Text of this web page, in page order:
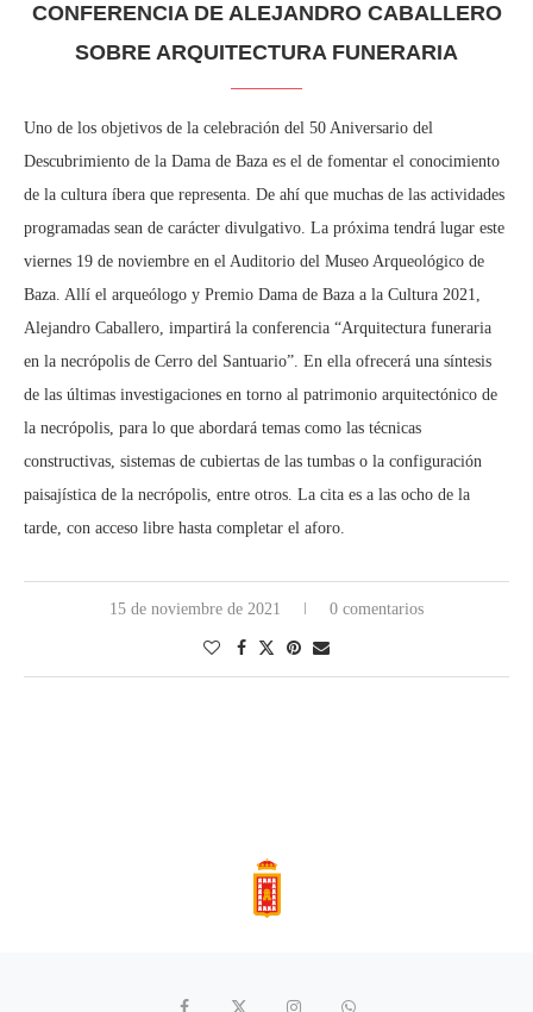
CONFERENCIA DE ALEJANDRO CABALLERO
SOBRE ARQUITECTURA FUNERARIA
Uno de los objetivos de la celebración del 50 Aniversario del
Descubrimiento de la Dama de Baza es el de fomentar el conocimiento
de la cultura íbera que representa. De ahí que muchas de las actividades
programadas sean de carácter divulgativo. La próxima tendrá lugar este
viernes 19 de noviembre en el Auditorio del Museo Arqueológico de
Baza. Allí el arqueólogo y Premio Dama de Baza a la Cultura 2021,
Alejandro Caballero, impartirá la conferencia “Arquitectura funeraria
en la necrópolis de Cerro del Santuario”. En ella ofrecerá una síntesis
de las últimas investigaciones en torno al patrimonio arquitectónico de
la necrópolis, para lo que abordará temas como las técnicas
constructivas, sistemas de cubiertas de las tumbas o la configuración
paisajística de la necrópolis, entre otros. La cita es a las ocho de la
tarde, con acceso libre hasta completar el aforo.
15 de noviembre de 2021 0 comentarios